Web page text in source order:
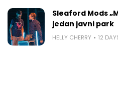
Sleaford Mods
jedan javni park
HELLY CHERRY 12